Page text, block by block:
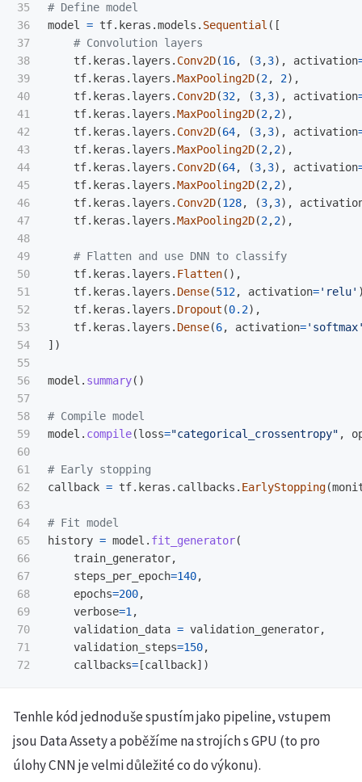
35
36
37
38
39
40
41
42
43
44
45
46
47
48
49
50
51
52
53
54
55
56
57
58
59
60
61
62
63
64
65
66
67
68
69
70
71
model
= tf. keras .models . Sequential ([
tf. keras . layers . Conv2D(16, (3,3), activation
tf. keras . layers .MaxPooling2D(2, 2),
tf. keras . layers . Conv2D(32, (3,3), activation
tf. keras . layers .MaxPooling2D(2,2),
tf. keras . layers . Conv2D(64, (3,3), activation
tf. keras . layers .MaxPooling2D(2,2),
tf. keras . layers . Conv2D(64, (3,3), activation
tf. keras . layers .MaxPooling2D(2,2),
tf. keras . layers . Conv2D(128, (3,3),
tf. keras . layers .MaxPooling2D(2,2),
tf. keras . layers . Flatten(),
tf. keras . layers . Dense(512, activation=' relu'
tf. keras . layers . Dropout (0.2),
tf. keras . layers . Dense(6, activation=' softmax
])
model . summary()
model . compile(loss="categorical_crossentropy" ,
callback = tf. keras . callbacks . EarlyStopping(
history = model . fit_generator(
train_generator,
steps_per_epoch=140,
epochs=200,
verbose=1 ,
validation_data = validation_generator,
validation_steps=150,
callbacks= [callback])
Tenhle kód jednoduše spustím jako pipeline, vstupem
jsou Data Assety a poběžíme na strojích s GPU (to pro
úlohy CNN je velmi důležité co do výkonu).